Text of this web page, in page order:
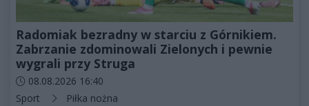
Radomiak bezradny w starciu z Górnikiem.
Zabrzanie zdominowali Zielonych i pewnie
wygrali przy Struga
Data dodania artykułu:
08.08.2026 16:40
Kategorie artykułu:
Sport Piłka nożna